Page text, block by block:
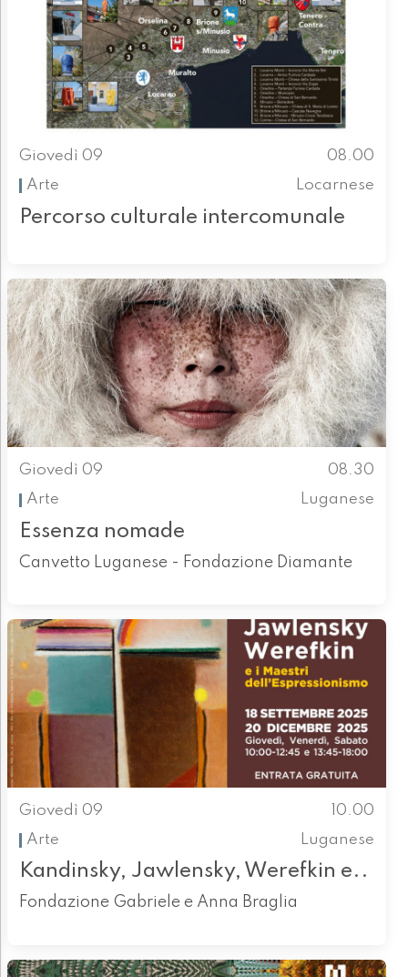
Giovedì 09
08.00
Arte
Locarnese
Percorso culturale intercomunale
Giovedì 09
08.30
Arte
Luganese
Essenza nomade
Canvetto Luganese - Fondazione Diamante
Giovedì 09
10.00
Arte
Luganese
Kandinsky, Jawlensky, Werefkin e..
Fondazione Gabriele e Anna Braglia